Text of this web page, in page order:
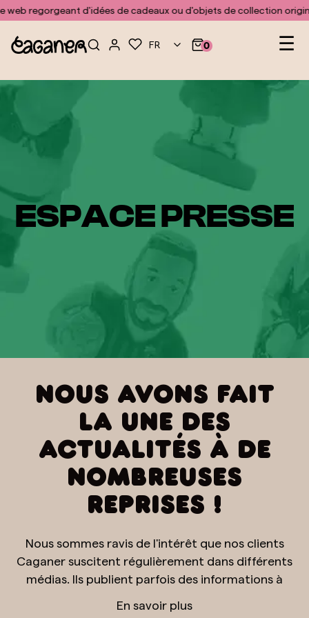
Aucun modèle n'a été trouvé pour le module doofinder
regorgeant d'idées de cadeaux ou d'objets de collection
☰
FR 0
ESPACE PRESSE
NOUS AVONS FAIT
LA UNE DES
ACTUALITÉS À DE
NOMBREUSES
REPRISES !
Nous sommes ravis de l'intérêt que nos clients
Caganer suscitent régulièrement dans différents
médias. Ils publient parfois des informations à
même personnellement pour en savoir plus sur
En savoir plus